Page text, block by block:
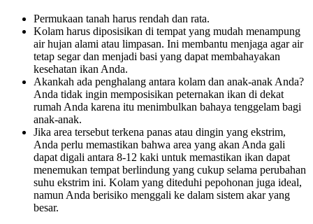
Permukaan tanah harus rendah dan rata.
Kolam harus diposisikan di tempat yang mudah menampung
air hujan alami atau limpasan. Ini membantu menjaga agar air
tetap segar dan menjadi basi yang dapat membahayakan
kesehatan ikan Anda.
Akankah ada penghalang antara kolam dan anak-anak Anda?
Anda tidak ingin memposisikan peternakan ikan di dekat
rumah Anda karena itu menimbulkan bahaya tenggelam bagi
anak-anak.
Jika area tersebut terkena panas atau dingin yang ekstrim,
Anda perlu memastikan bahwa area yang akan Anda gali
dapat digali antara 8-12 kaki untuk memastikan ikan dapat
menemukan tempat berlindung yang cukup selama perubahan
suhu ekstrim ini. Kolam yang diteduhi pepohonan juga ideal,
namun Anda berisiko menggali ke dalam sistem akar yang
besar.